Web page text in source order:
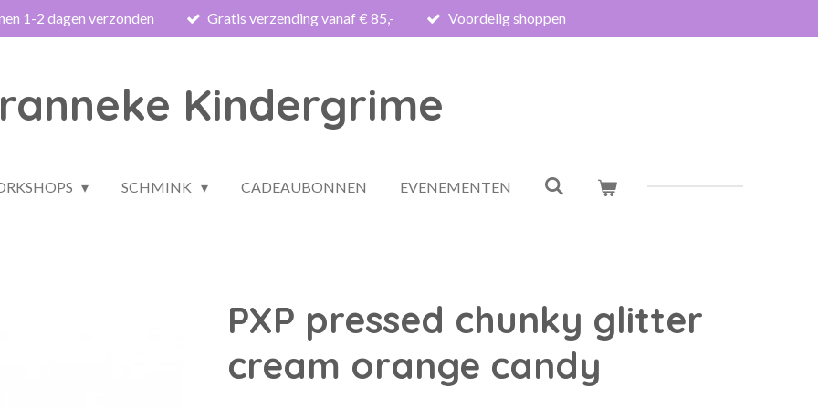
1-2 dagen verzonden Gratis verzending vanaf € 85,- Voordelig shoppen
Kindergrime
SCHMINK CADEAUBONNEN EVENEMENTEN
PXP pressed chunky glitter
cream orange candy